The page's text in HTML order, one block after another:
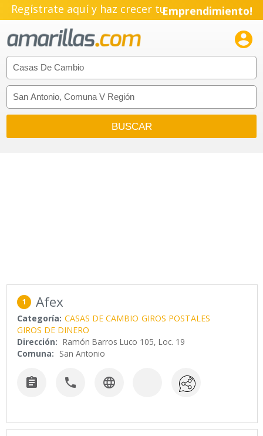
Regístrate aquí y haz crecer tuEmprendimiento!

1 Afex
Categoría: CASAS DE CAMBIO GIROS POSTALES
GIROS DE DINERO
Dirección: Ramón Barros Luco 105, Loc. 19
Comuna: San Antonio
  